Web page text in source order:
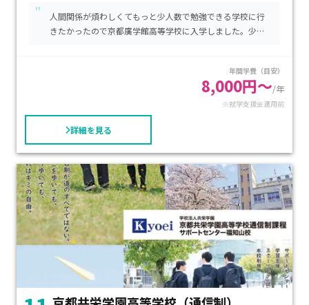
夏季・冬季などに行われる来校型スクーリングを組み合わ
せ、自身のペースで勉強を進めます。
ユニバーサルスタジオジャパンへ行く特別活動も行われてい
授業料は1単位当たり8,000円と私立の中では比較的リーズナ
ブルな価格となっています。
また、「高等学校等就学支援制度」、京都府の「私立高等学
校あんしん修学支援事業」の対象となっています。
"
人間関係が煩わしくてもっと少人数で勉強できる学校に行
きたかったので京都廣学館高等学校に入学しました。少人
年間学費（目安）
8,000円～/年
※就学支援金適用前
詳細を見る